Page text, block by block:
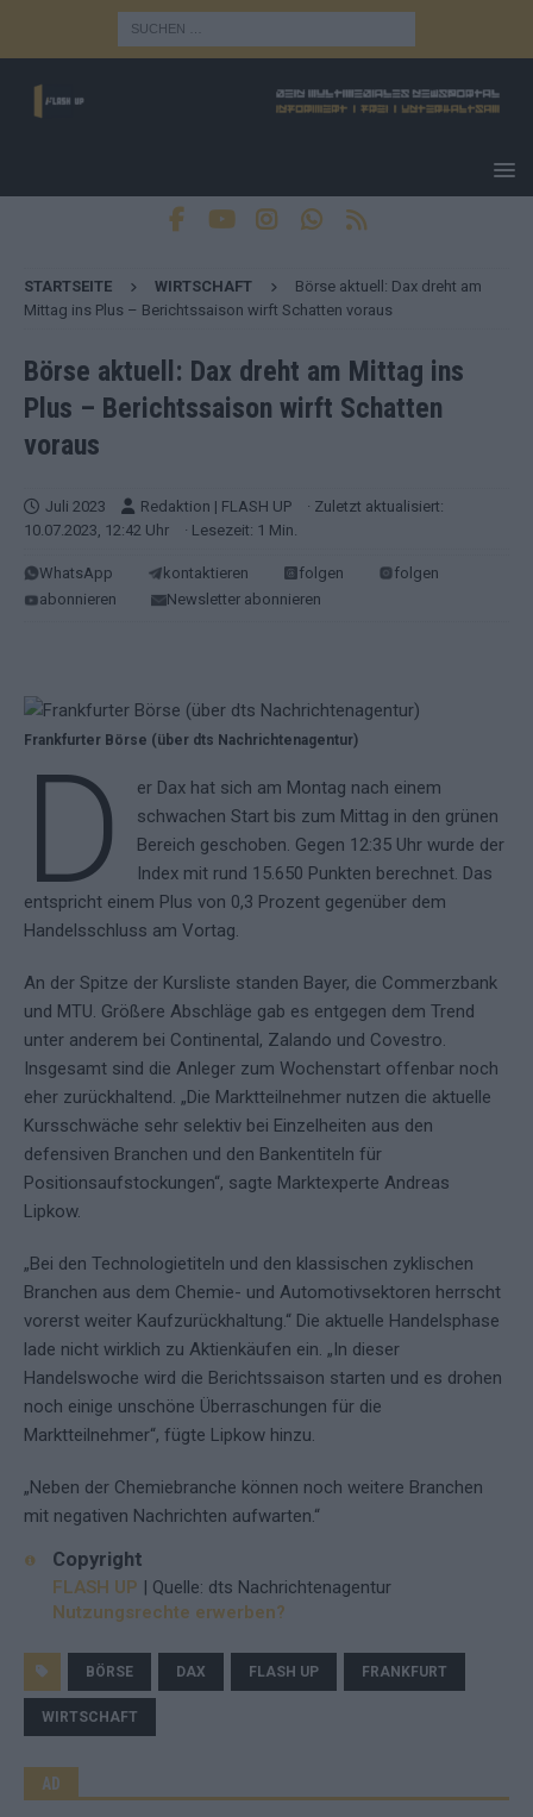
STARTSEITE WIRTSCHAFT
Börse aktuell: Dax dreht am
Mittag ins Plus – Berichtssaison wirft Schatten voraus
Börse aktuell: Dax dreht am Mittag ins
Plus – Berichtssaison wirft Schatten
voraus
Juli 2023 Redaktion | FLASH UP
· Zuletzt aktualisiert:
10.07.2023, 12:42 Uhr
· Lesezeit: 1 Min.
WhatsApp kontaktieren folgen
folgen
abonnieren
Newsletter abonnieren
Frankfurter Börse (über dts Nachrichtenagentur)
D
er Dax hat sich am Montag nach einem
schwachen Start bis zum Mittag in den grünen
Bereich geschoben. Gegen 12:35 Uhr wurde der
Index mit rund 15.650 Punkten berechnet. Das
entspricht einem Plus von 0,3 Prozent gegenüber dem
Handelsschluss am Vortag.
An der Spitze der Kursliste standen Bayer, die Commerzbank
und MTU. Größere Abschläge gab es entgegen dem Trend
unter anderem bei Continental, Zalando und Covestro.
Insgesamt sind die Anleger zum Wochenstart offenbar noch
eher zurückhaltend. „Die Marktteilnehmer nutzen die aktuelle
Kursschwäche sehr selektiv bei Einzelheiten aus den
defensiven Branchen und den Bankentiteln für
Positionsaufstockungen“, sagte Marktexperte Andreas
Lipkow.
„Bei den Technologietiteln und den klassischen zyklischen
Branchen aus dem Chemie- und Automotivsektoren herrscht
vorerst weiter Kaufzurückhaltung.“ Die aktuelle Handelsphase
lade nicht wirklich zu Aktienkäufen ein. „In dieser
Handelswoche wird die Berichtssaison starten und es drohen
noch einige unschöne Überraschungen für die
Marktteilnehmer“, fügte Lipkow hinzu.
„Neben der Chemiebranche können noch weitere Branchen
mit negativen Nachrichten aufwarten.“
Copyright
FLASH UP | Quelle: dts Nachrichtenagentur
Nutzungsrechte erwerben?
BÖRSE DAX FLASH UP FRANKFURT
WIRTSCHAFT
AD